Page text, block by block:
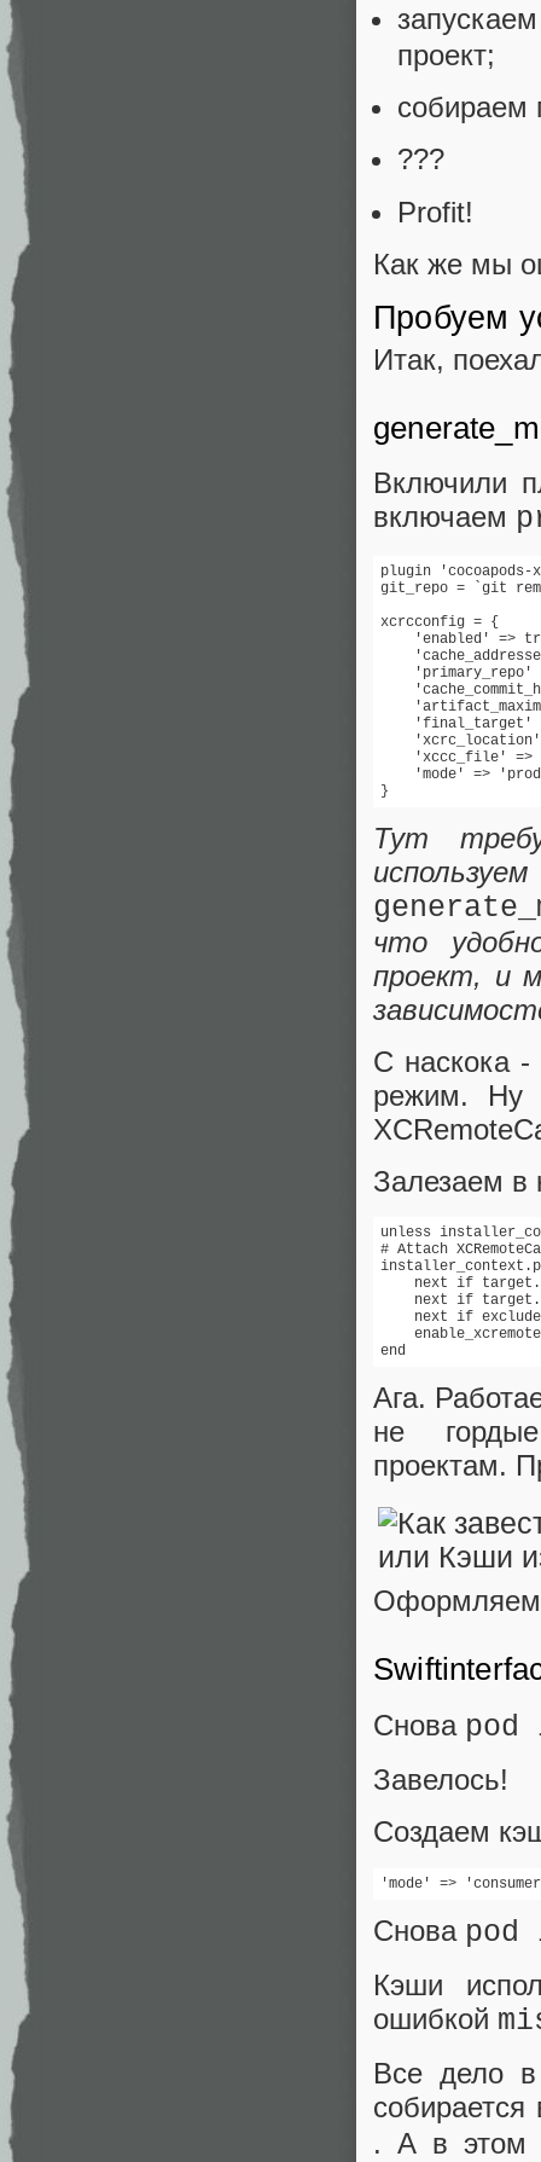
проект;
собираем
???
Profit!
Как же мы
Пробуем
Итак,
Включили
включаем
plugin 'cocoapods-
git_repo = `git
xcrcconfig = {
'enabled' =>
'primary_repo'
'final_target'
'xccc_file' =>
'mode' =>
}
Тут
что
проект, и
С наскока -
режим. Ну
Залезаем в
unless
# Attach
next if
next if
next if
end
Ага.
не
проектам.
Снова
Завелось!
Создаем
'mode' =>
Снова
Кэши
ошибкой
Все дело в
. А в этом